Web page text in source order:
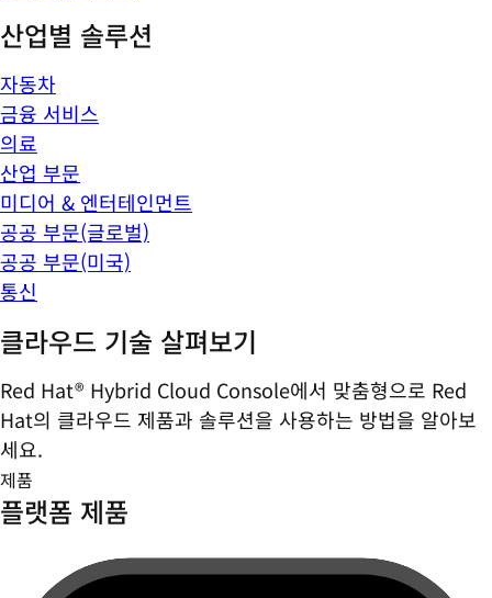
산업별 솔루션
자동차
금융 서비스
의료
산업 부문
미디어 & 엔터테인먼트
공공 부문(글로벌)
공공 부문(미국)
통신
클라우드 기술 살펴보기
Red Hat® Hybrid Cloud Console에서 맞춤형으로 Red
Hat의 클라우드 제품과 솔루션을 사용하는 방법을 알아보
세요.
제품
플랫폼 제품